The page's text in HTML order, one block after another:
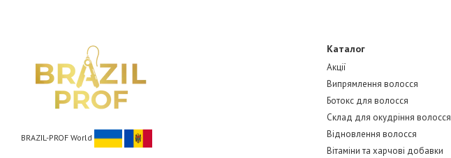
BRAZIL-PROF World
Каталог
Акції
Випрямлення волосся
Ботокс для волосся
Склад для окудріння волосся
Відновлення волосся
Вітаміни та харчові добавки